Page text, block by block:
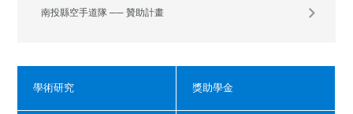
南投縣空手道隊 ── 贊助計畫
學術研究 獎助學金